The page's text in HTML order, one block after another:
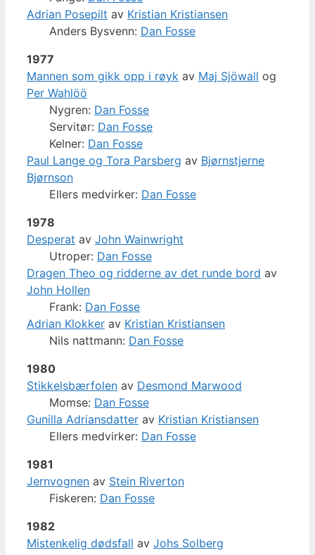
Adrian Posepilt av Kristian Kristiansen
Anders Bysvenn: Dan Fosse
1977
Mannen som gikk opp i røyk av Maj Sjöwall og
Per Wahlöö
Nygren: Dan Fosse
Servitør: Dan Fosse
Kelner: Dan Fosse
Paul Lange og Tora Parsberg av Bjørnstjerne
Bjørnson
Ellers medvirker: Dan Fosse
1978
Desperat av John Wainwright
Utroper: Dan Fosse
Dragen Theo og ridderne av det runde bord av
John Hollen
Frank: Dan Fosse
Adrian Klokker av Kristian Kristiansen
Nils nattmann: Dan Fosse
1980
Stikkelsbærfolen av Desmond Marwood
Momse: Dan Fosse
Gunilla Adriansdatter av Kristian Kristiansen
Ellers medvirker: Dan Fosse
1981
Jernvognen av Stein Riverton
Fiskeren: Dan Fosse
1982
Mistenkelig dødsfall av Johs Solberg